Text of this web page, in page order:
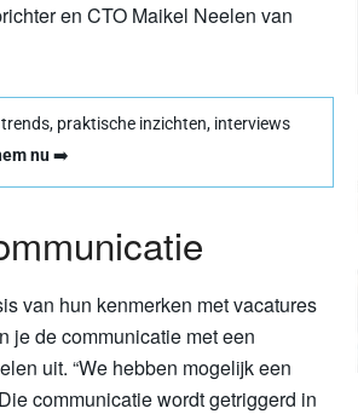
en CTO Maikel Neelen van
praktische inzichten, interviews
nu➡️
van hun kenmerken met vacatures
je de communicatie met een
uit. “We hebben mogelijk een
communicatie wordt getriggerd in